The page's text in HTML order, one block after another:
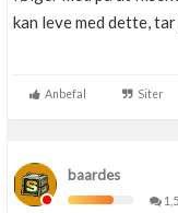
kan leve med dette,
Anbefal Siter
baardes